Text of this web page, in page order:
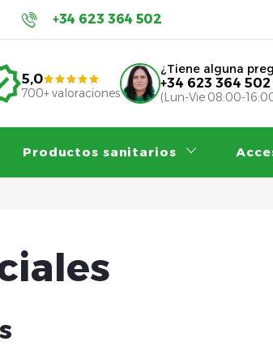
+34 623 364 502
de datos personales
5,0
700+ valoraciones
¿Tiene alguna
+34 623 364 502
(Lun-Vie 08:00-
Productos sanitarios